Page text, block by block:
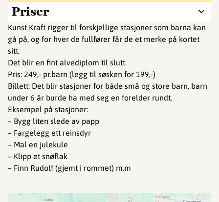
Priser
Kunst Kraft rigger til forskjellige stasjoner som barna kan
gå på, og for hver de fullfører får de et merke på kortet
sitt.
Det blir en fint alvediplom til slutt.
Pris: 249,- pr.barn (legg til søsken for 199,-)
Billett: Det blir stasjoner for både små og store barn, barn
under 6 år burde ha med seg en forelder rundt.
Eksempel på stasjoner:
– Bygg liten slede av papp
– Fargelegg ett reinsdyr
– Mal en julekule
– Klipp et snøflak
– Finn Rudolf (gjemt i rommet) m.m